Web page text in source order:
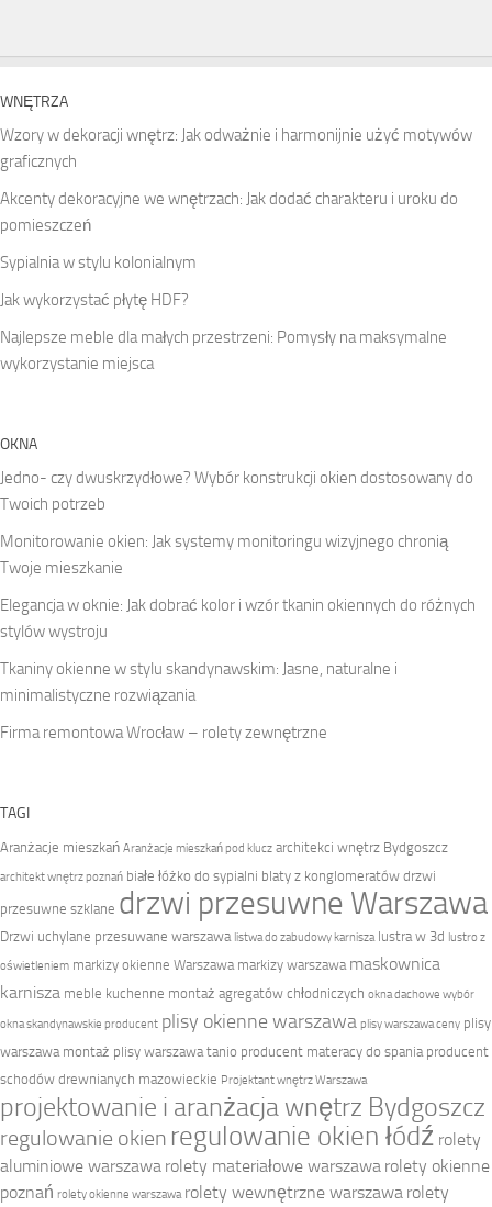
WNĘTRZA
Wzory w dekoracji wnętrz: Jak odważnie i harmonijnie użyć motywów
graficznych
Akcenty dekoracyjne we wnętrzach: Jak dodać charakteru i uroku do
pomieszczeń
Sypialnia w stylu kolonialnym
Jak wykorzystać płytę HDF?
Najlepsze meble dla małych przestrzeni: Pomysły na maksymalne
wykorzystanie miejsca
OKNA
Jedno- czy dwuskrzydłowe? Wybór konstrukcji okien dostosowany do
Twoich potrzeb
Monitorowanie okien: Jak systemy monitoringu wizyjnego chronią
Twoje mieszkanie
Elegancja w oknie: Jak dobrać kolor i wzór tkanin okiennych do różnych
stylów wystroju
Tkaniny okienne w stylu skandynawskim: Jasne, naturalne i
minimalistyczne rozwiązania
Firma remontowa Wrocław – rolety zewnętrzne
TAGI
Aranżacje mieszkań Aranżacje mieszkań pod klucz architekci wnętrz Bydgoszcz
architekt wnętrz poznań białe łóżko do sypialni blaty z konglomeratów drzwi
przesuwne szklane drzwi przesuwne Warszawa
Drzwi uchylane przesuwane warszawa listwa do zabudowy karnisza lustra w 3d lustro z
oświetleniem markizy okienne Warszawa markizy warszawa maskownica
karnisza meble kuchenne montaż agregatów chłodniczych okna dachowe wybór
okna skandynawskie producent plisy okienne warszawa plisy warszawa ceny plisy
warszawa montaż plisy warszawa tanio producent materacy do spania producent
schodów drewnianych mazowieckie Projektant wnętrz Warszawa
projektowanie i aranżacja wnętrz Bydgoszcz
regulowanie okien regulowanie okien łódź rolety
aluminiowe warszawa rolety materiałowe warszawa rolety okienne
poznań rolety okienne warszawa rolety wewnętrzne warszawa rolety